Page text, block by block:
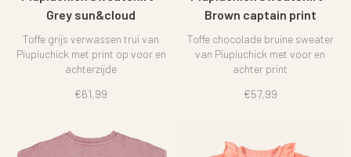
Grey sun&cloud
Toffe grijs verwassen trui van
Piupiuchick met print op voor en
achterzijde
€61,99
Brown captain print
Toffe chocolade bruine sweater
van Piupiuchick met voor en
achter print
€57,99